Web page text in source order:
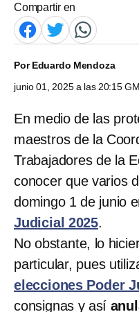
Compartir en
PorEduardo Mendoza
junio 01, 2025 a las 20:15
En medio de las
maestros de la
Trabajadores de la
conocer que varios
domingo 1 de junio
Judicial 2025.
No obstante, lo
particular, pues
elecciones Poder
consignas y así